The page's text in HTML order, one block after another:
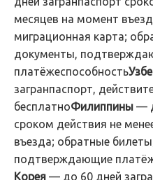
месяцев на момент
миграционная карта;
документы,
платёжеспособность
загранпаспорт,
бесплатноФилиппины —
сроком действия не
въезда; обратные
подтверждающие
Корея — до 60 дней